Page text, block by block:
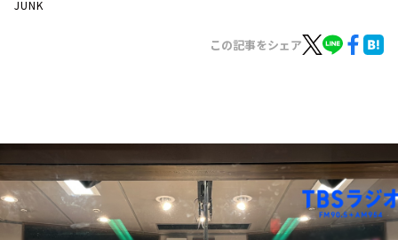
イベント・グッズ
YouTube
会社情報
JUNK
この記事をシェア